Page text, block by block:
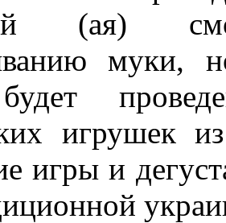
(ая)
муки,
игрушек
игры и